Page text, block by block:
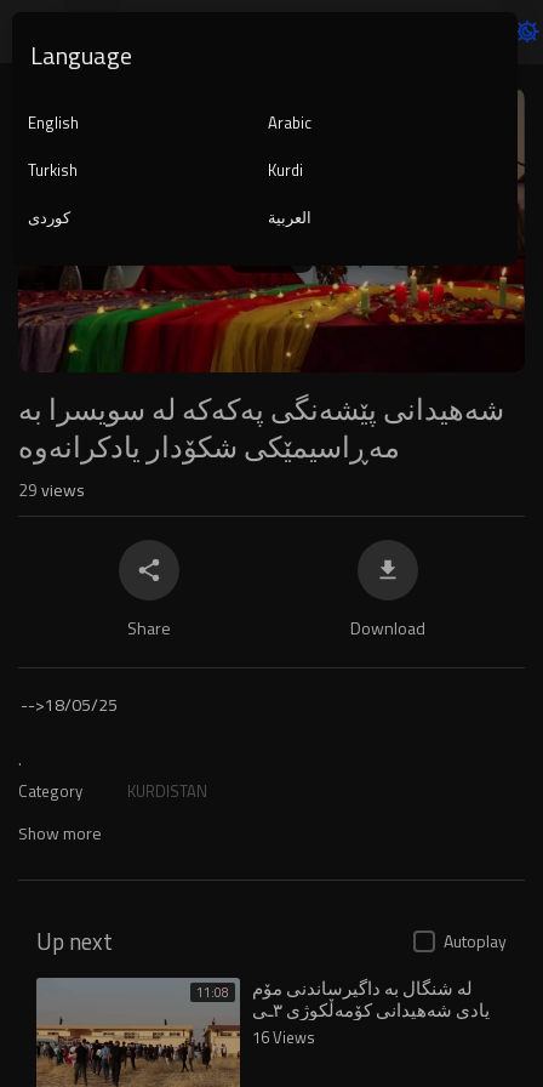
Player
شەهیدانی پێشەنگی پەکەکە لە سویسرا بە
مەڕاسیمێکی شکۆدار یادکرانەوە
29views
Share Download
-->18/05/25
.
Category KURDISTAN
Show more
Up next Autoplay
11:08 لە شنگال بە داگیرساندنی مۆم
یادی شەهیدانی کۆمەڵکوژی ٣ـی
ئاب کرایەوە
16 Views
Language
English
Arabic
Turkish
Kurdi
کوردی
العربية